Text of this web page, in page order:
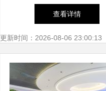
成员，港澳地区外国旅游
签入境海南提振国内旅游
查看详情
更新时间：2026-08-06 23:00:13